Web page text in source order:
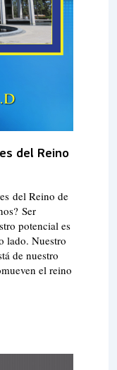
del Reino
del Reino de
Ser
potencial es
lado. Nuestro
de nuestro
el reino